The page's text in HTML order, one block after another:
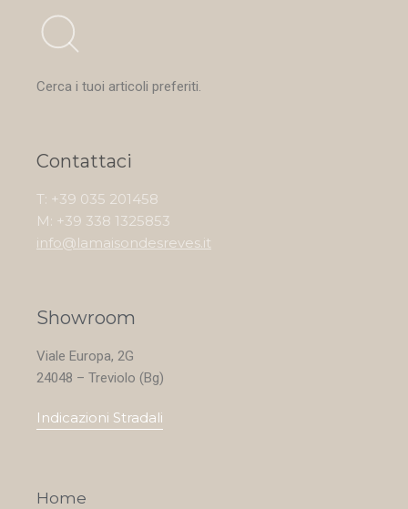
Cerca i tuoi articoli preferiti.
Contattaci
T: +39 035 201458
M: +39 338 1325853
info@lamaisondesreves.it
Showroom
Viale Europa, 2G
24048 – Treviolo (Bg)
Indicazioni Stradali
Home